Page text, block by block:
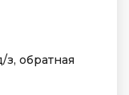
з, обратная